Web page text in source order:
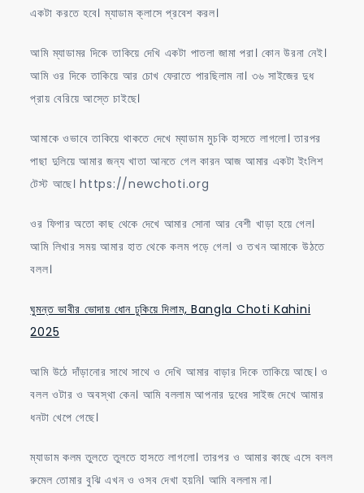
একটা করতে হবে। ম্যাডাম ক্লাসে প্রবেশ করল।
আমি ম্যাডামর দিকে তাকিয়ে দেখি একটা পাতলা জামা পরা। কোন উরনা নেই।
আমি ওর দিকে তাকিয়ে আর চোখ ফেরাতে পারছিলাম না। ৩৬ সাইজের দুধ
প্রায় বেরিয়ে আস্তে চাইছে।
আমাকে ওভাবে তাকিয়ে থাকতে দেখে ম্যাডাম মুচকি হাসতে লাগলো। তারপর
পাছা দুলিয়ে আমার জন্য খাতা আনতে গেল কারন আজ আমার একটা ইংলিশ
টেস্ট আছে। https://newchoti.org
ওর ফিগার অতো কাছ থেকে দেখে আমার সোনা আর বেশী খাড়া হয়ে গেল।
আমি লিখার সময় আমার হাত থেকে কলম পড়ে গেল। ও তখন আমাকে উঠতে
বলল।
ঘুমন্ত ভাবীর ভোদায় ধোন ঢুকিয়ে দিলাম, Bangla Choti Kahini
2025
আমি উঠে দাঁড়ানোর সাথে সাথে ও দেখি আমার বাড়ার দিকে তাকিয়ে আছে। ও
বলল ওটার ও অবস্থা কেন। আমি বললাম আপনার দুধের সাইজ দেখে আমার
ধনটা খেপে গেছে।
ম্যাডাম কলম তুলতে তুলতে হাসতে লাগলো। তারপর ও আমার কাছে এসে বলল
রুমেল তোমার বুঝি এখন ও ওসব দেখা হয়নি। আমি বললাম না।